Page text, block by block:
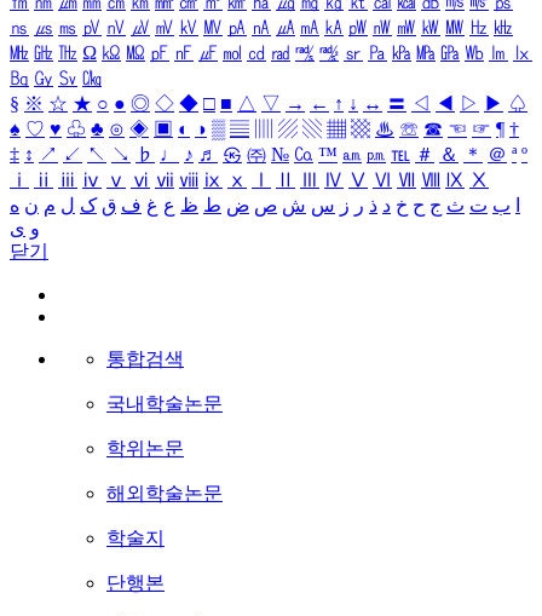
㎱ ㎲ ㎳ ㎴ ㎵ ㎶ ㎷ ㎸ ㎹ ㎀ ㎁ ㎂ ㎃ ㎄ ㎺ ㎻ ㎽ ㎾ ㎿ ㎐ ㎑
㎒ ㎓ ㎔ Ω ㏀ ㏁ ㎊ ㎋ ㎌ ㏖ ㏅ ㎭ ㎮ ㎯ ㏛ ㎩ ㎪ ㎫ ㎬ ㏝ ㏐
㏓
㏃ ㏉ ㏜ ㏆
§ ※ ☆ ★ ○ ● ◎ ◇ ◆ □ ■ △ ▽ → ← ↑ ↓ ↔ 〓 ◁ ◀ ▷ ▶ ♤
♠ ♡ ♥ ♧ ♣ ⊙ ◈ ▣ ◐ ◑ ▒ ▤ ▨ ▧ ▦ ▩ ♨ ☏ ☎ ☜ ☞ ¶ †
‡ ↕ ↗ ↙ ↖ ↘ ♭ ♩ ♪ ♬ ㉿ ㈜ № ㏇ ™ ㏂ ㏘ ℡ ＃ ＆ ＊ ＠ ª º
ⅰ
ⅱ ⅲ ⅳ ⅴ ⅵ ⅶ ⅷ ⅸ ⅹ Ⅳ Ⅴ Ⅵ Ⅶ Ⅷ Ⅸ Ⅹ
ب ت ث ج ح خ د ذ ر ز س ش ص ض ط ظ ع غ ف ق ک ل م ن ه
و ی
닫기
통합검색
국내학술논문
학위논문
해외학술논문
학술지
단행본